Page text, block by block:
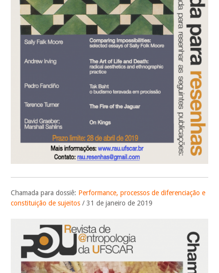
Chamada para dossiê: Performance, processos de diferenciação e
constituição de sujeitos/ 31 de janeiro de 2019